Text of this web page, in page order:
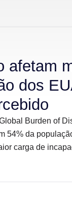
afetam
dos
Burden of
54% da
carga de